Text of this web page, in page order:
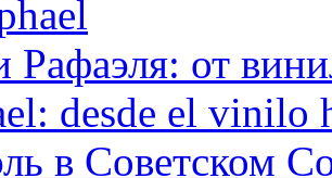
Рафаэля: от
desde el vinilo
в Советском